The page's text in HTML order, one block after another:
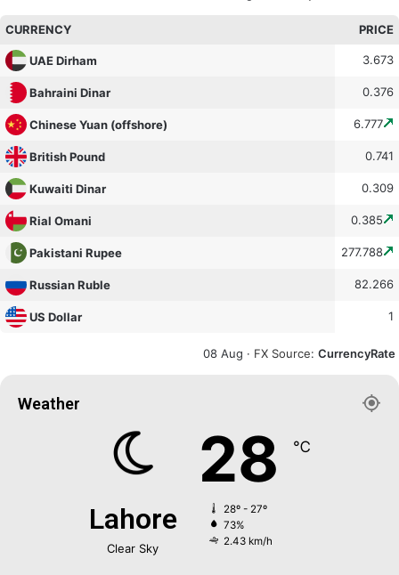
CURRENCY PRICE
UAE Dirham 3.673
Bahraini Dinar 0.376
Chinese Yuan (offshore) 6.777
British Pound 0.741
Kuwaiti Dinar 0.309
Rial Omani 0.385
Pakistani Rupee 277.788
Russian Ruble 82.266
US Dollar 1
08 Aug · FX Source: CurrencyRate
Weather
Lahore
Clear Sky
28 ℃
28º - 27º
73%
2.43 km/h